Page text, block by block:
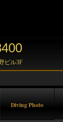
ビル3F
Diving Photo